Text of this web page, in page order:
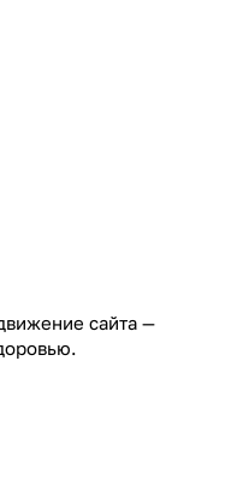
сайта —